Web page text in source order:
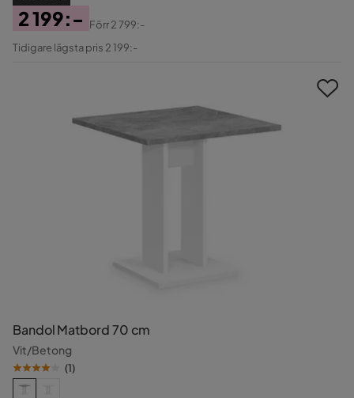
Pris
2 199:-
Original
Förr2 799:-
Tidigare lägsta pris 2 199:-
Bandol Matbord 70 cm
Vit/Betong
(1)